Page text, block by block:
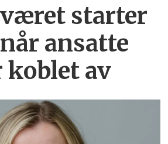
starter
ansatte
av